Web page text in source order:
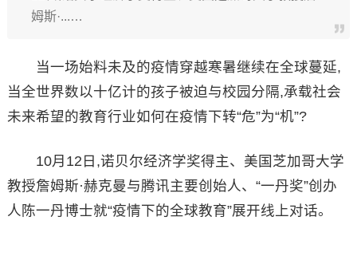
姆斯·...…
当一场始料未及的疫情穿越寒暑继续在全球蔓延,
当全世界数以十亿计的孩子被迫与校园分隔,承载社会
未来希望的教育行业如何在疫情下转“危”为“机”?
10月12日,诺贝尔经济学奖得主、美国芝加哥大学
教授詹姆斯·赫克曼与腾讯主要创始人、“一丹奖”创办
人陈一丹博士就“疫情下的全球教育”展开线上对话。